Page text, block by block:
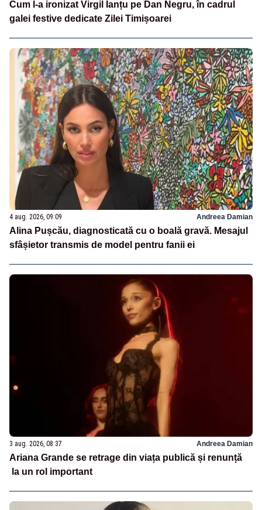
Cum l-a ironizat Virgil Ianțu pe Dan Negru, în cadrul
galei festive dedicate Zilei Timișoarei
4 aug. 2026, 09:09 Andreea Damian
Alina Pușcău, diagnosticată cu o boală gravă. Mesajul
sfâșietor transmis de model pentru fanii ei
3 aug. 2026, 08:37 Andreea Damian
Ariana Grande se retrage din viața publică și renunță
la un rol important